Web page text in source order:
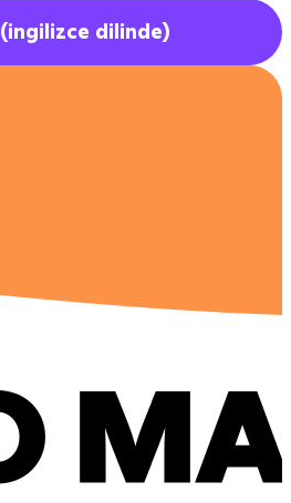
(ingilizce dilinde)